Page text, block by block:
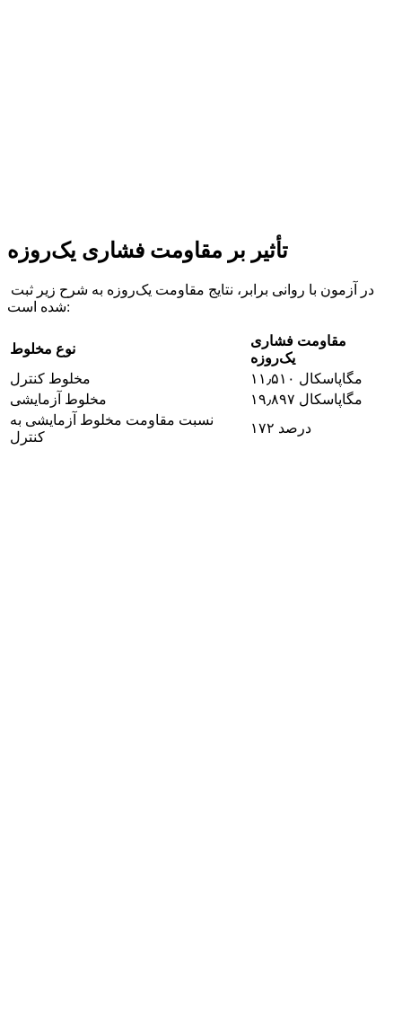
تأثیر بر مقاومت فشاری یک‌روزه
شده است:
نوع مخلوط
مقاومت فشاری
یک‌روزه
مخلوط کنترل
۱۱٫۵۱۰ مگاپاسکال
مخلوط آزمایشی
۱۹٫۸۹۷ مگاپاسکال
نسبت مقاومت مخلوط آزمایشی به
کنترل
۱۷۲ درصد